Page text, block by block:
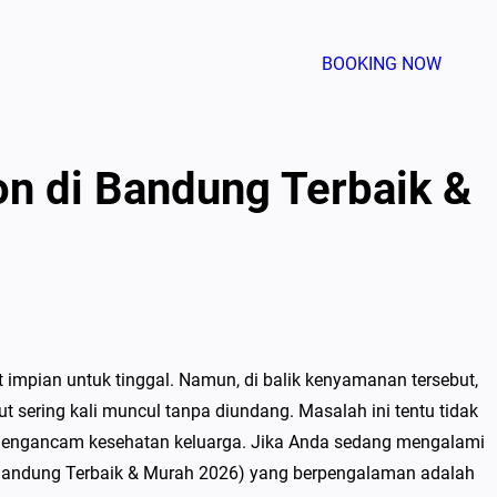
BOOKING NOW
di Bandung Terbaik &
untuk tinggal. Namun, di balik kenyamanan tersebut,
sering kali muncul tanpa diundang. Masalah ini tentu tidak
kesehatan keluarga. Jika Anda sedang mengalami
Terbaik & Murah 2026) yang berpengalaman adalah